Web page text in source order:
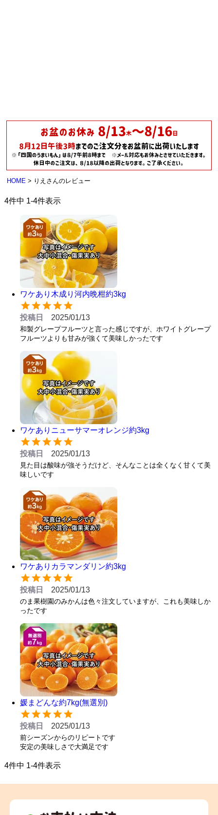
HOME りえさんのレビュー
4件中 1-4件表示
ワケあり木成り河内晩柑約3kg
投稿日 2025/01/13
和製グレープフルーツと言った感じですが、ホワイトグレープ
フルーツよりも甘みが強くて美味しかったです
ワケありニューサマーオレンジ約3kg
投稿日 2025/01/13
見た目は酸味が強そうだけど、そんなことは全くなく甘くて美
味しいです
ワケありカラマンダリン約3kg
投稿日 2025/01/13
のま果樹園のみかんは色々注文していますが、これも美味しか
ったです
媛まどんな約7kg(無選別)
投稿日 2025/01/13
前シーズンからのリピートです
安定の美味しさで大満足です
4件中 1-4件表示